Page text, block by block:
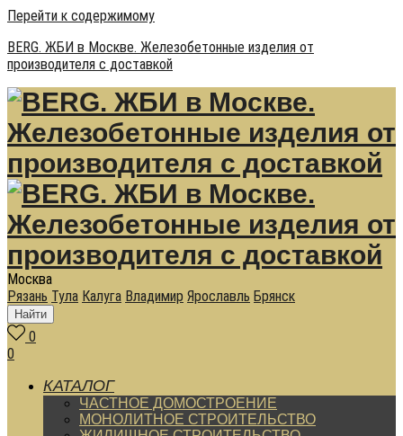
Перейти к содержимому
BERG. ЖБИ в Москве. Железобетонные изделия от
производителя с доставкой
Москва
Рязань Тула Калуга Владимир Ярославль Брянск
Найти
0
0
КАТАЛОГ
ЧАСТНОЕ ДОМОСТРОЕНИЕ
МОНОЛИТНОЕ СТРОИТЕЛЬСТВО